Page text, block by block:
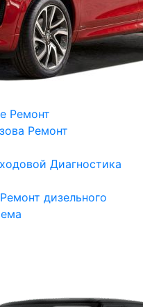
Ремонт
Ремонт
Диагностика
Ремонт дизельного